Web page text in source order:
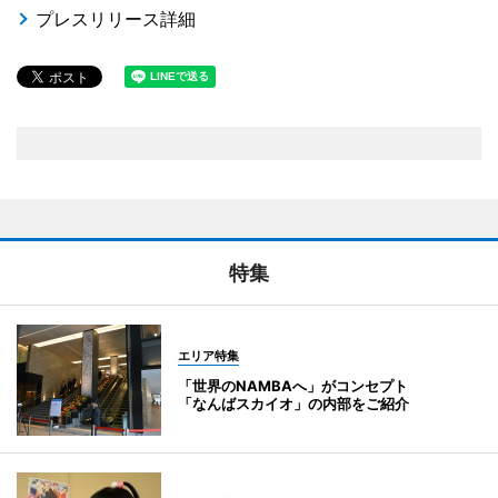
プレスリリース詳細
特集
エリア特集
「世界のNAMBAへ」がコンセプト
「なんばスカイオ」の内部をご紹介